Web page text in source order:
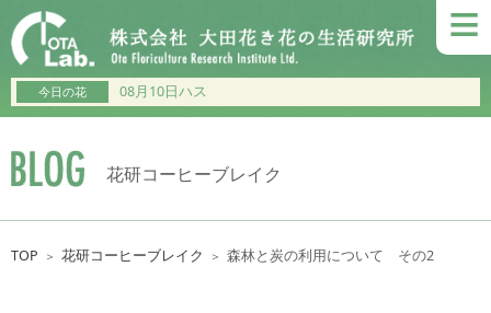
≡
今日の花 08月10日ハス
花研コーヒーブレイク
TOP ＞ 花研コーヒーブレイク ＞ 森林と炭の利用について その2